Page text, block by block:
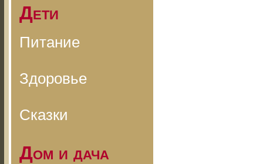
Дети
Питание
Здоровье
Сказки
Дом и дача